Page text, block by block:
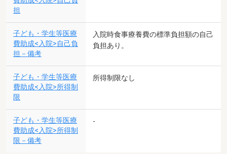
担
子ども・学生等医療
費助成<入院>自己負
担－備考
入院時食事療養費の標準負担額の自己
負担あり。
子ども・学生等医療
費助成<入院>所得制
限
所得制限なし
子ども・学生等医療
費助成<入院>所得制
限－備考
-